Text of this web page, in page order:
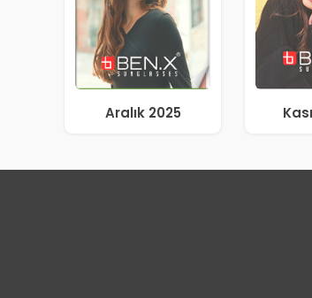
Aralık 2025